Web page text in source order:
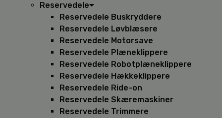
Reservedele
Reservedele Buskryddere
Reservedele Løvblæsere
Reservedele Motorsave
Reservedele Plæneklippere
Reservedele Robotplæneklippere
Reservedele Hækkeklippere
Reservedele Ride-on
Reservedele Skæremaskiner
Reservedele Trimmere